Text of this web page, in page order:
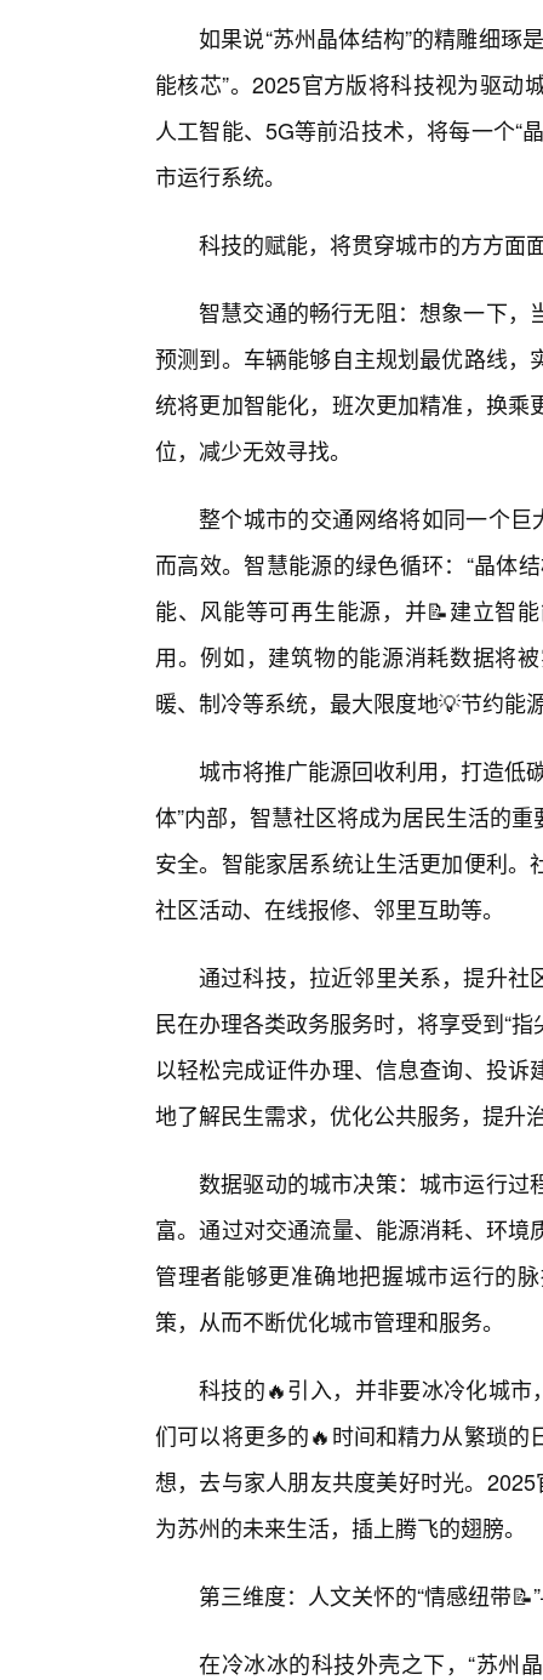
如果说“苏州晶体结构”的精雕细琢
能核芯”。2025官方版将科技视为驱动
人工智能、5G等前沿技术，将每一个“
市运行系统。
科技的赋能，将贯穿城市的方方面
智慧交通的畅行无阻：想象一下，
预测到。车辆能够自主规划最优路线
统将更加智能化，班次更加精准，换
位，减少无效寻找。
整个城市的交通网络将如同一个巨
而高效。智慧能源的绿色循环：“晶体
能、风能等可再生能源，并📝建立智
用。例如，建筑物的能源消耗数据将
暖、制冷等系统，最大限度地💡节约能
城市将推广能源回收利用，打造低
体”内部，智慧社区将成为居民生活的
安全。智能家居系统让生活更加便利
社区活动、在线报修、邻里互助等。
通过科技，拉近邻里关系，提升社
民在办理各类政务服务时，将享受到“
以轻松完成证件办理、信息查询、投
地了解民生需求，优化公共服务，提升
数据驱动的城市决策：城市运行过
富。通过对交通流量、能源消耗、环
管理者能够更准确地把握城市运行的
策，从而不断优化城市管理和服务。
科技的🔥引入，并非要冰冷化城市
们可以将更多的🔥时间和精力从繁琐
想，去与家人朋友共度美好时光。
为苏州的未来生活，插上腾飞的翅膀。
第三维度：人文关怀的“情感纽带
在冷冰冰的科技外壳之下，“苏州